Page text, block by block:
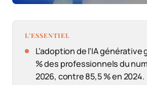
L’ESSENTIEL
L’adoption de l’IA générative
% des professionnels du
2026, contre 85,5 % en 2024.